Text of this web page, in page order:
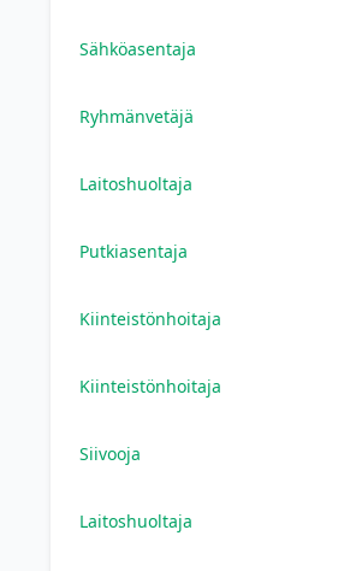
Sähköasentaja
Ryhmänvetäjä
Laitoshuoltaja
Putkiasentaja
Kiinteistönhoitaja
Kiinteistönhoitaja
Siivooja
Laitoshuoltaja